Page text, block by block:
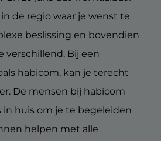
de regio waar je wenst te
beslissing en bovendien
verschillend. Bij een
habicom, kan je terecht
De mensen bij habicom
huis om je te begeleiden
helpen met alle